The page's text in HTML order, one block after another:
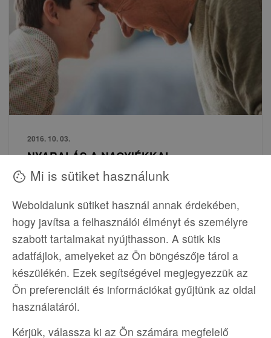
2016. 10. 03.
NYARALÁS A NAGYIÉKKAL
NYARALÁS A NAGYIÉKKAL&nbsp; Nagyiék
nyaralni viszik a gyereket. Nem mindig
egyszerű döntés persze, hogy elengedd a
kicsit, és az sem, hogy hova menjenek.
Remek lehetőség, ha nagyi és nagyapa
nyaralni viszi a gyerekeket. Van olyan
gyerek, aki már...
cookie Mi is sütiket használunk
Weboldalunk sütiket használ annak érdekében,
hogy javítsa a felhasználói élményt és személyre
szabott tartalmakat nyújthasson. A sütik kis
adatfájlok, amelyeket az Ön böngészője tárol a
készülékén. Ezek segítségével megjegyezzük az
Ön preferenciáit és információkat gyűjtünk az oldal
használatáról.
Kérjük, válassza ki az Ön számára megfelelő